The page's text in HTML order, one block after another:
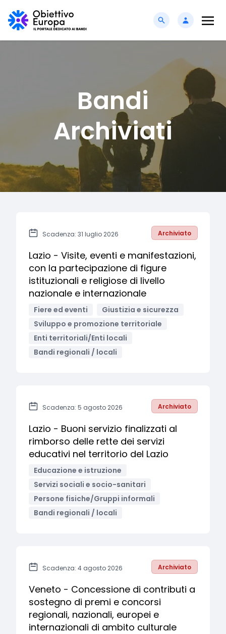
Bandi
Archiviati
Scadenza: 31 luglio 2026 Archiviato
Lazio - Visite, eventi e manifestazioni,
con la partecipazione di figure
istituzionali e religiose di livello
nazionale e internazionale
Fiere ed eventi
Giustizia e sicurezza
Sviluppo e promozione territoriale
Enti territoriali/Enti locali
Bandi regionali / locali
Scadenza: 5 agosto 2026 Archiviato
Lazio - Buoni servizio finalizzati al
rimborso delle rette dei servizi
educativi nel territorio del Lazio
Educazione e istruzione
Servizi sociali e socio-sanitari
Persone fisiche/Gruppi informali
Bandi regionali / locali
Scadenza: 4 agosto 2026 Archiviato
Veneto - Concessione di contributi a
sostegno di premi e concorsi
regionali, nazionali, europei e
internazionali di ambito culturale